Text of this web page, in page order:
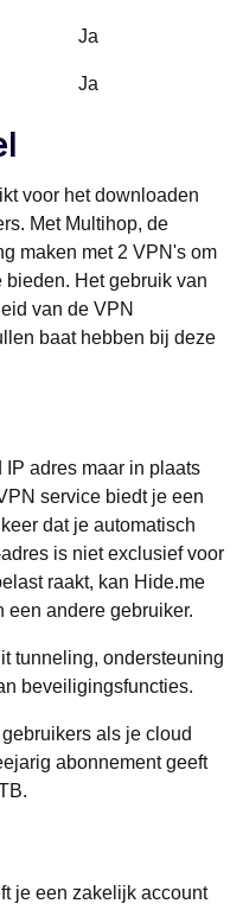
Ja
Ja
voor het downloaden
Met Multihop, de
maken met 2 VPN's om
Het gebruik van
van de VPN
baat hebben bij deze
adres maar in plaats
service biedt je een
dat je automatisch
is niet exclusief voor
raakt, kan Hide.me
een andere gebruiker.
tunneling, ondersteuning
beveiligingsfuncties.
als je cloud
abonnement geeft
je een zakelijk account